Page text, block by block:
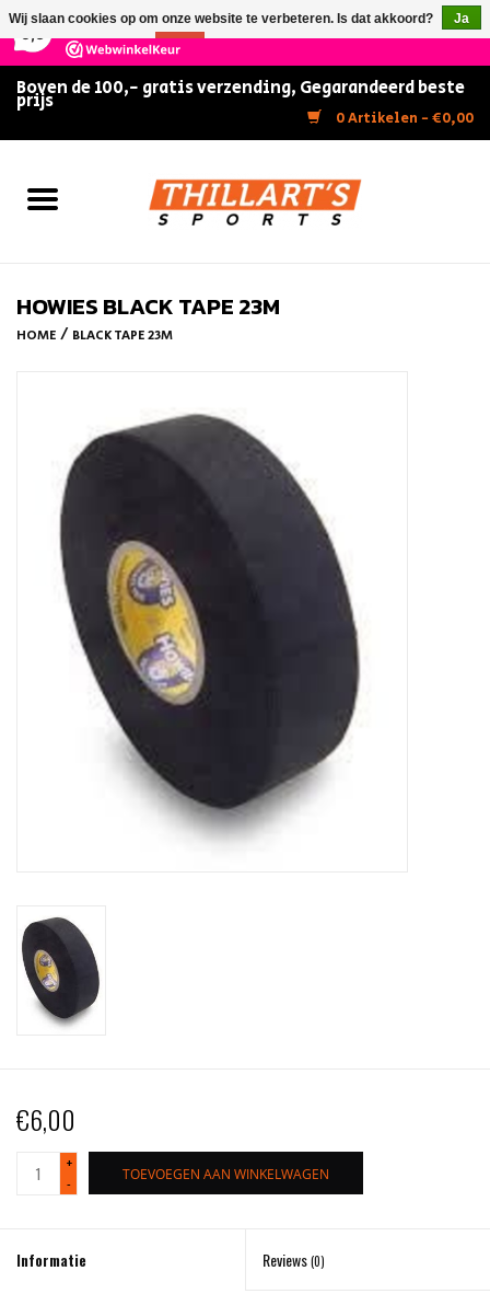
147 Reviews ×
Boven de 100,- gratis verzending, Gegarandeerd beste
prijs
0 Artikelen - €0,00
Home
FITNESS & ULTIMATE SHAPE
Rolschaatsen
HOWIES BLACK TAPE 23M
HOME / BLACK TAPE 23M
€6,00
+
-
TOEVOEGEN AAN WINKELWAGEN
Informatie Reviews(0)
Wij slaan cookies op om onze website te verbeteren. Is dat akkoord?
Ja
Nee